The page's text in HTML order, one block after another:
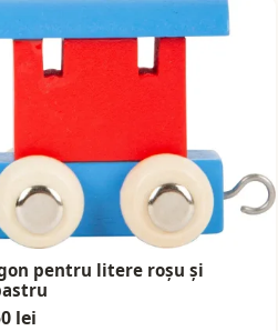
pentru litere roșu și
lei